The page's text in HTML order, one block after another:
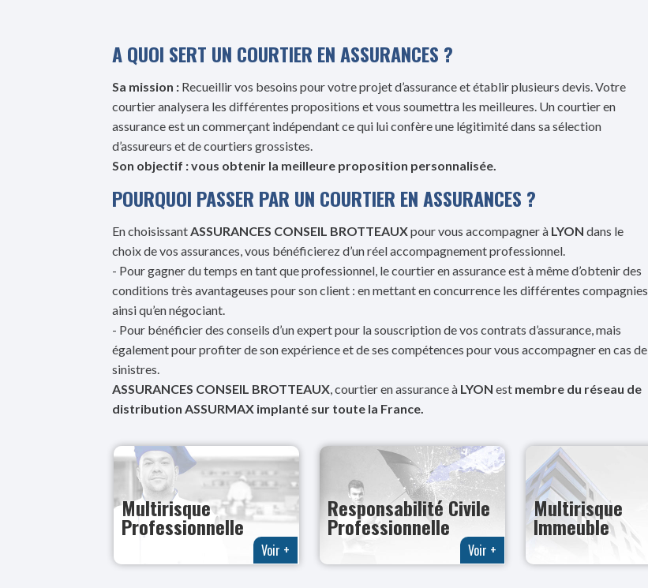
A QUOI SERT UN COURTIER EN ASSURANCES ?
Sa mission : Recueillir vos besoins pour votre projet d’assurance et établir plusieurs devis. Votre
courtier analysera les différentes propositions et vous soumettra les meilleures. Un courtier en
assurance est un commerçant indépendant ce qui lui confère une légitimité dans sa sélection
d’assureurs et de courtiers grossistes.
Son objectif : vous obtenir la meilleure proposition personnalisée.
POURQUOI PASSER PAR UN COURTIER EN ASSURANCES ?
En choisissantASSURANCES CONSEIL BROTTEAUXpour vous accompagner à LYON dans le
choix de vos assurances, vous bénéficierez d’un réel accompagnement professionnel.
- Pour gagner du temps en tant que professionnel, le courtier en assurance est à même d’obtenir des
conditions très avantageuses pour son client : en mettant en concurrence les différentes compagnies
ainsi qu’en négociant.
- Pour bénéficier des conseils d’un expert pour la souscription de vos contrats d’assurance, mais
également pour profiter de son expérience et de ses compétences pour vous accompagner en cas de
sinistres.
ASSURANCES CONSEIL BROTTEAUX, courtier en assurance à LYON est membre du réseau de
distribution ASSURMAX implanté sur toute la France.
Multirisque
Professionnelle
Voir +
Responsabilité Civile
Professionnelle
Voir +
Multirisque
Immeuble